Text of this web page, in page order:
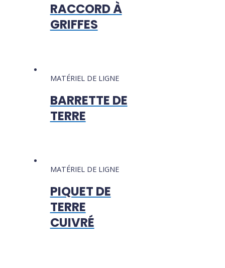
RACCORD À
GRIFFES
MATÉRIEL DE LIGNE
BARRETTE DE
TERRE
MATÉRIEL DE LIGNE
PIQUET DE
TERRE
CUIVRÉ